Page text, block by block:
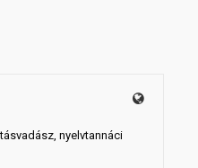
nyelvtannáci